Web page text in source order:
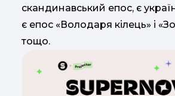
скандинавський епос, є
є епос «Володаря кілець» і
тощо.